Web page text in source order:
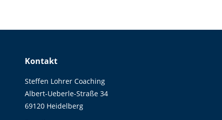
Kontakt
Steffen Lohrer Coaching
Albert-Ueberle-Straße 34
69120 Heidelberg